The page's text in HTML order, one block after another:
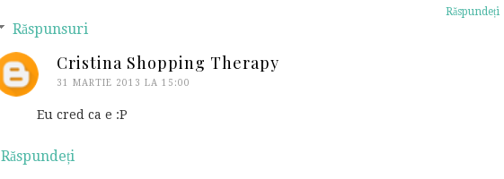
Răspundeți
Răspunsuri
Cristina Shopping Therapy
31 MARTIE 2013 LA 15:00
Eu cred ca e :P
Răspundeți